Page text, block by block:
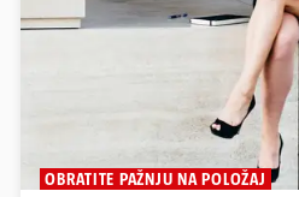
OBRATITE PAŽNJU NA POLOŽAJ